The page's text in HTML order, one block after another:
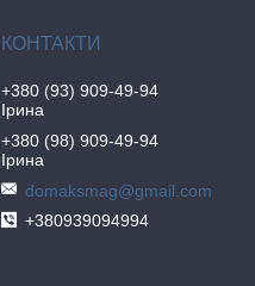
+380 (93) 909-49-94
Ірина
+380 (98) 909-49-94
Ірина
domaksmag@gmail.com
+380939094994